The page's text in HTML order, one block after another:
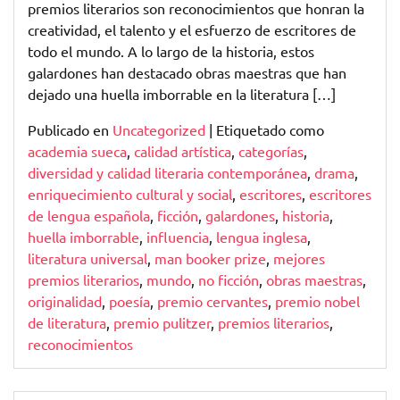
premios literarios son reconocimientos que honran la
creatividad, el talento y el esfuerzo de escritores de
todo el mundo. A lo largo de la historia, estos
galardones han destacado obras maestras que han
dejado una huella imborrable en la literatura […]
Publicado en Uncategorized | Etiquetado como
academia sueca calidad artística categorías
diversidad y calidad literaria contemporánea drama
enriquecimiento cultural y social escritores escritores
de lengua española ficción galardones historia
huella imborrable influencia lengua inglesa
literatura universal man booker prize mejores
premios literarios mundo no ficción obras maestras
originalidad poesía premio cervantes premio nobel
de literatura premio pulitzer, premios literarios
reconocimientos